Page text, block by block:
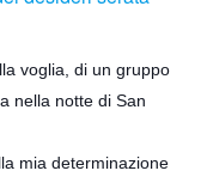
voglia, di un gruppo
nella notte di San
mia determinazione